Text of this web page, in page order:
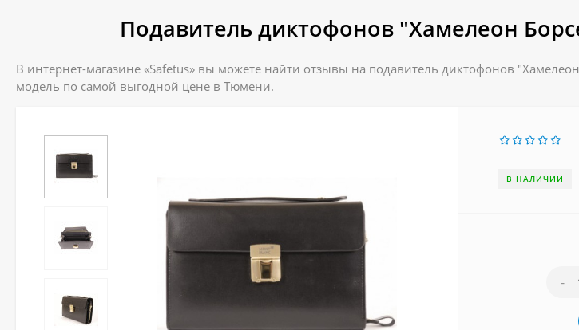
Подавитель диктофонов "Хамелеон
В интернет-магазине «Safetus» вы можете найти отзывы на подавитель диктофонов "Хамелеон
модель по самой выгодной цене в Тюмени.
В НАЛИЧИИ
-